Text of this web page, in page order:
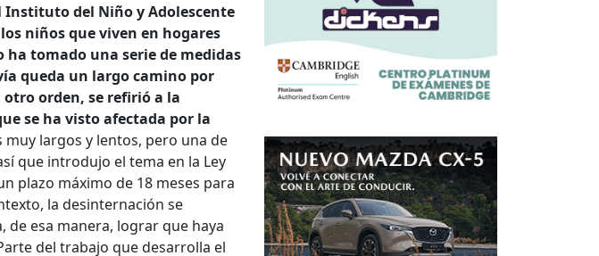
Instituto del Niño y Adolescente
niños que viven en hogares
ha tomado una serie de medidas
queda un largo camino por
otro orden, se refirió a la
se ha visto afectada por la
largos y lentos, pero una de
que introdujo el tema en la Ley
plazo máximo de 18 meses para
la desinternación se
de esa manera, lograr que haya
del trabajo que desarrolla el